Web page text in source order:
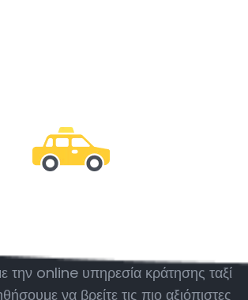
την online υπηρεσία κράτησης ταξί
να βρείτε τις πιο αξιόπιστες